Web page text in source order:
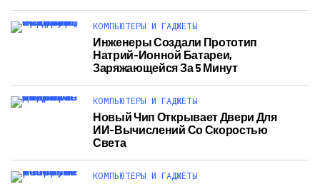
КОМПЬЮТЕРЫ И ГАДЖЕТЫ
Инженеры Создали Прототип
Натрий-Ионной Батареи,
Заряжающейся За 5 Минут
КОМПЬЮТЕРЫ И ГАДЖЕТЫ
Новый Чип Открывает Двери Для
ИИ-Вычислений Со Скоростью
Света
КОМПЬЮТЕРЫ И ГАДЖЕТЫ